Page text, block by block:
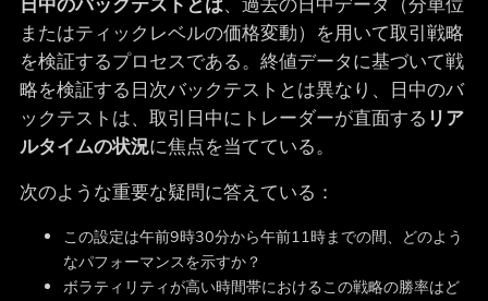
またはティックレベルの価格変動）を用いて取引戦略
を検証するプロセスである。終値データに基づいて戦
略を検証する日次バックテストとは異なり、日中のバ
ックテストは、取引日中にトレーダーが直面する リア
ルタイムの状況に焦点を当てている。
次のような重要な疑問に答えている：
この設定は午前9時30分から午前11時までの間、どのよう
なパフォーマンスを示すか？
ボラティリティが高い時間帯におけるこの戦略の勝率はど